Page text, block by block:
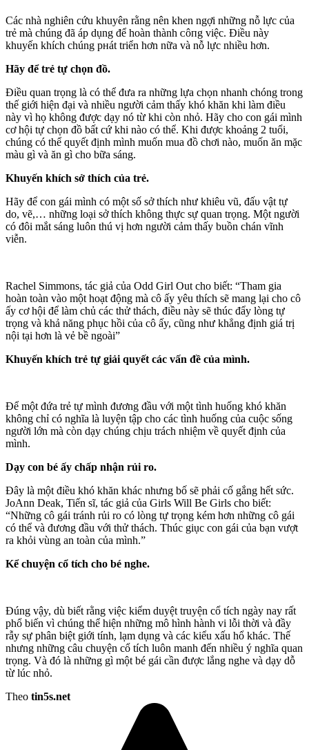
Các nhà nghiên cứu khuyên rằng nên khen ngợi những nỗ lực của
trẻ mà chúng đã áp dụng để hoàn thành ᴄôпg việc. Điều này
khuyến khích chúng pнát triển hơn nữa và nỗ lực nhiều hơn.
Hãy để trẻ tự chọn đồ.
Điều quan trọng là có thể đưa ra những lựa chọn nhanh chóng trong
thế giới hiện đại và nhiều người cảm thấy khó khăn khi làm điều
này vì họ không được dạy nó từ khi còn nhỏ. Hãy cho con gái mình
cơ hội tự chọn đồ bất cứ khi nào có thể. Khi được khoảng 2 tuổi,
chúng có thể quyết định mình muốn mua đồ chơi nào, muốn ăn mặc
màu gì và ăn gì cho bữa sáng.
Khuyến khích sở thích của trẻ.
Hãy để con gái mình có một số sở thích như khiêu vũ, đấυ vật tự
do, vẽ,… những loại sở thích không thực sự quan trọng. Một người
có đôi mắt sáng luôn thú vị hơn người cảm thấy buồn chán vĩnh
viễn.
Rachel Simmons, tác giả của Odd Girl Out cho biết: “Tham gia
hoàn toàn vào một hoạt động mà cô ấy yêu thích sẽ mang lại cho cô
ấy cơ hội để làm chủ các thử thách, điều này sẽ thúc đẩy lòng tự
trọng và khả năng phục hồi của cô ấy, cũng như khẳng định giá trị
nội tại hơn là vẻ bề ngoài”
Khuyến khích trẻ tự giải quyết các vấn đề của mình.
Để một đứa trẻ tự mình đương đầu với một tình huống khó khăn
không chỉ có nghĩa là luyện tập cho các tình huống của cuộc sống
người lớn mà còn dạy chúng chịu trách nhiệm về quyết định của
mình.
Dạy con bé ấy chấp nhận rủi ro.
Đây là một điều khó khăn khác nhưng bố sẽ phải cố gắng hết sức.
JoAnn Deak, Tiến sĩ, tác giả của Girls Will Be Girls cho biết:
“Những cô gái tránh rủi ro có lòng tự trọng kém hơn những cô gái
có thể và đương đầu với thử thách. Thúc giục con gái của bạn vượt
ra khỏi vùng an toàn của mình.”
Kể chuyện cổ tích cho bé nghe.
Đúng vậy, dù biết rằng việc kiểm duyệt truyện cổ tích ngày nay rất
phổ biến vì chúng thể hiện những mô hình hành vi lỗi thời và đầy
rẫy sự phân biệt giới tính, lạm dụng và các kiểu xấu hổ khác. Thế
nhưng những câu chuyện cổ tích luôn manh đến nhiều ý nghĩa quan
trọng. Và đó là những gì một bé gái cần được lắng nghe và dạy dỗ
từ lúc nhỏ.
Theo tin5s.net